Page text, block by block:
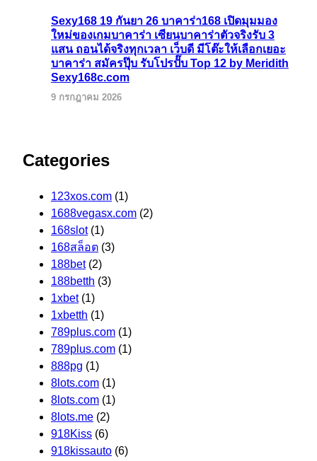
Sexy168 19 กันยา 26 บาคาร่า168 เปิดมุมมอง
ใหม่ของเกมบาคาร่า เซียนบาคาร่าตัวจริงรับ 3
แสน ถอนได้จริงทุกเวลา เว็บดี มีโต๊ะให้เลือกเยอะ
บาคาร่า สมัครปุ๊บ รับโปรปั๊บ Top 12 by Meridith
Sexy168c.com
9 กรกฎาคม 2026
Categories
123xos.com (1)
1688vegasx.com (2)
168slot(1)
168สล็อต (3)
188bet(2)
188betth (3)
1xbet(1)
1xbetth (1)
789plus.com (1)
789plus.com (1)
888pg (1)
8lots.com (1)
8lots.com (1)
8lots.me (2)
918Kiss (6)
918kissauto (6)